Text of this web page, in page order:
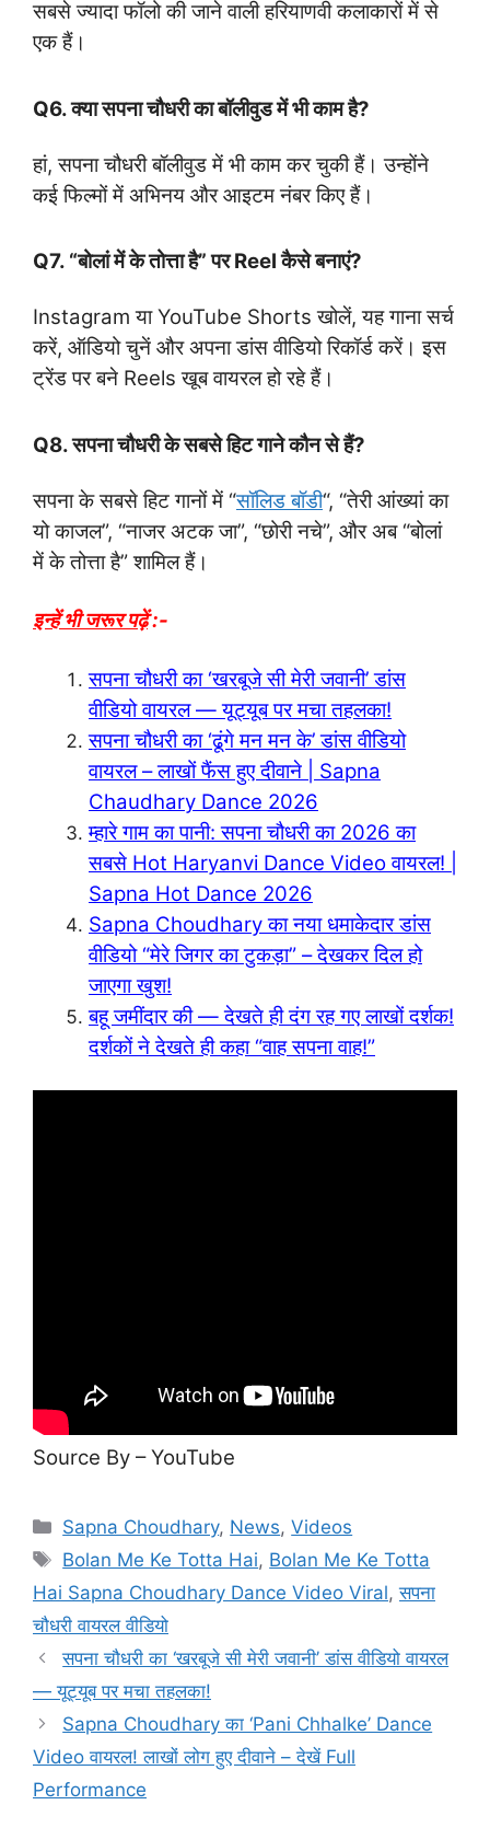
सबसे ज्यादा फॉलो की जाने वाली हरियाणवी कलाकारों में से
एक हैं।
Q6. क्या सपना चौधरी का बॉलीवुड में भी काम है?
हां, सपना चौधरी बॉलीवुड में भी काम कर चुकी हैं। उन्होंने
कई फिल्मों में अभिनय और आइटम नंबर किए हैं।
Q7. “बोलां में के तोत्ता है” पर Reel कैसे बनाएं?
Instagram या YouTube Shorts खोलें, यह गाना सर्च
करें, ऑडियो चुनें और अपना डांस वीडियो रिकॉर्ड करें। इस
ट्रेंड पर बने Reels खूब वायरल हो रहे हैं।
Q8. सपना चौधरी के सबसे हिट गाने कौन से हैं?
सपना के सबसे हिट गानों में “सॉलिड बॉडी“, “तेरी आंख्यां का
यो काजल”, “नाजर अटक जा”, “छोरी नचे”, और अब “बोलां
में के तोत्ता है” शामिल हैं।
इन्हें भी जरूर पढ़ें:-
सपना चौधरी का ‘खरबूजे सी मेरी जवानी’ डांस
वीडियो वायरल — यूट्यूब पर मचा तहलका!
सपना चौधरी का ‘ढूंगे मन मन के’ डांस वीडियो
वायरल – लाखों फैंस हुए दीवाने | Sapna
Chaudhary Dance 2026
म्हारे गाम का पानी: सपना चौधरी का 2026 का
सबसे Hot Haryanvi Dance Video वायरल! |
Sapna Hot Dance 2026
Sapna Choudhary का नया धमाकेदार डांस
वीडियो “मेरे जिगर का टुकड़ा” – देखकर दिल हो
जाएगा खुश!
बहू जमींदार की — देखते ही दंग रह गए लाखों दर्शक!
दर्शकों ने देखते ही कहा “वाह सपना वाह!”
Source By – YouTube
Categories
Sapna Choudhary, News,Videos
Tags
Bolan Me Ke Totta Hai, Bolan Me Ke Totta
Hai Sapna Choudhary Dance Video Viral,सपना
चौधरी वायरल वीडियो
सपना चौधरी का ‘खरबूजे सी मेरी जवानी’ डांस वीडियो वायरल
— यूट्यूब पर मचा तहलका!
Sapna Choudhary का ‘Pani Chhalke’ Dance
Video वायरल! लाखों लोग हुए दीवाने – देखें Full
Performance